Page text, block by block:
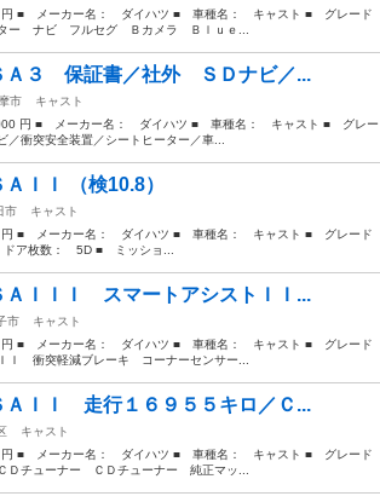
■ メーカー名： ダイハツ ■ 車種名： キャスト ■ グレード
ー ナビ フルセグ Ｂカメラ Ｂｌｕｅ...
Ａ３ 保証書／社外 ＳＤナビ／...
市
キャスト
円 ■ メーカー名： ダイハツ ■ 車種名： キャスト ■ グレー
衝突安全装置／シートヒーター／車...
ＩＩ （検10.8）
市
キャスト
■ メーカー名： ダイハツ ■ 車種名： キャスト ■ グレード
ア枚数： 5D ■ ミッショ...
ＩＩＩ スマートアシストＩＩ...
市
キャスト
■ メーカー名： ダイハツ ■ 車種名： キャスト ■ グレード
衝突軽減ブレーキ コーナーセンサー...
ＩＩ 走行１６９５５キロ／Ｃ...
キャスト
■ メーカー名： ダイハツ ■ 車種名： キャスト ■ グレード
チューナー ＣＤチューナー 純正マッ...